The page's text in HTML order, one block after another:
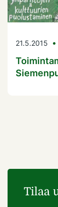
21.5.2015
Tilaa